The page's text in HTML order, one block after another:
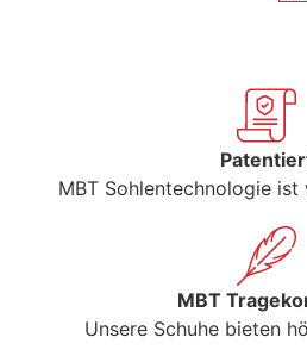
MBT Sohlentechnologie
MBT
Unsere Schuhe bieten